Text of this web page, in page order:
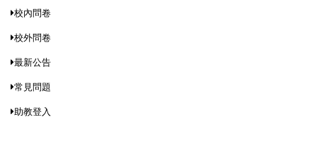
校內問卷
校外問卷
最新公告
常見問題
助教登入